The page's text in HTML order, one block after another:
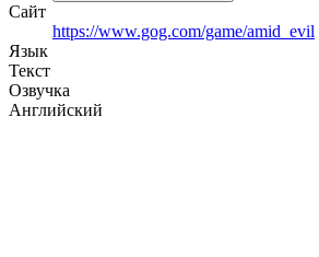
Сайт
https://www.gog.com/game/amid_evil
Язык
Текст
Озвучка
Английский